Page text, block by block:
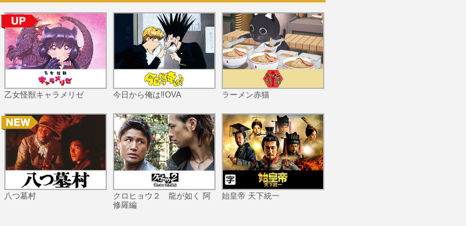
第11話 冒険者の饗宴
乙女怪獣キャラメリゼ
八つ墓村
今日から俺は‼OVA
クロヒョウ２ 龍が如く 阿
修羅編
ラーメン赤猫
始皇帝 天下統一